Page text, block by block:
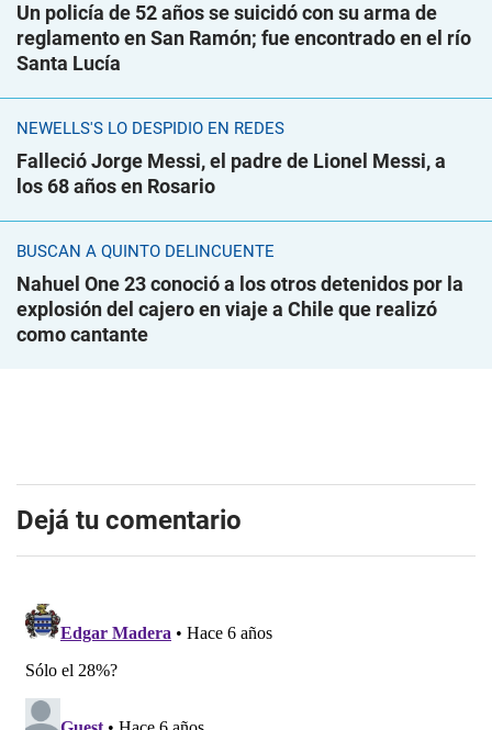
Un policía de 52 años se suicidó con su arma de
reglamento en San Ramón; fue encontrado en el río
Santa Lucía
NEWELLS'S LO DESPIDIÓ EN REDES
Falleció Jorge Messi, el padre de Lionel Messi, a
los 68 años en Rosario
BUSCAN A QUINTO DELINCUENTE
Nahuel One 23 conoció a los otros detenidos por la
explosión del cajero en viaje a Chile que realizó
como cantante
Dejá tu comentario